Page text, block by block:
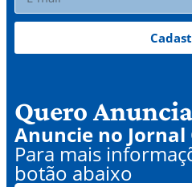
Quero
Anuncie no Jornal
Para mais
botão abaixo